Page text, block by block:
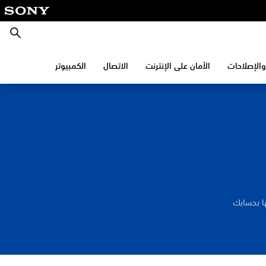
بحث
الأمان على الإنترنت الاتصال الكمبيوتر
بحسابك